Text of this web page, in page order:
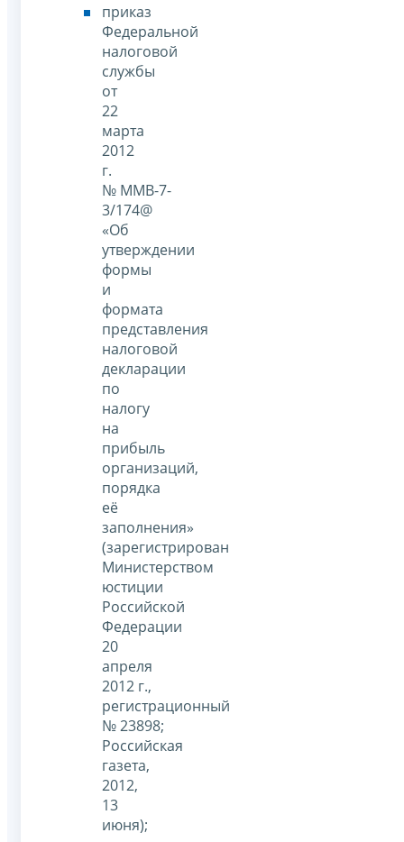
приказ
Федеральной
налоговой
службы
от
22
марта
2012
г.
№ ММВ-7-
3/174@
«Об
утверждении
формы
и
формата
представления
налоговой
декларации
по
налогу
на
прибыль
организаций,
порядка
её
заполнения»
(зарегистрирован
Министерством
юстиции
Российской
Федерации
20
апреля
2012 г.,
регистрационный
№ 23898;
Российская
газета,
2012,
13
июня);